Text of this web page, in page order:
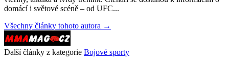
domácí i světové scéně – od UFC...
Všechny články tohoto autora →
Další články z kategorie Bojové sporty